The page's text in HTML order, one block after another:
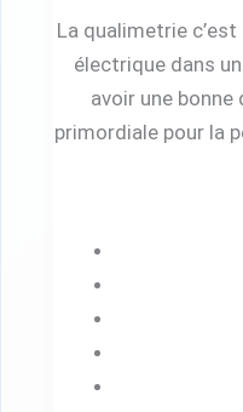
La qualimetrie
électrique dans
avoir une bonne
primordiale pour la